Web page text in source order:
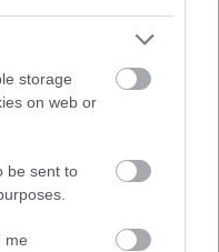
storage
on web or
be sent to
me